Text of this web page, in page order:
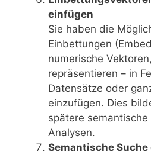
einfügen
Sie haben die
Einbettungen
numerische
repräsentieren – in
Datensätze oder
einzufügen. Dies
spätere
Analysen.
Semantische